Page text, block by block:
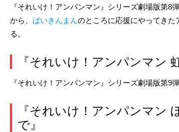
『それいけ！アンパンマン』シリーズ劇場版第
から、 ばいきんまんのところに応援にやってきた
る。
『それいけ！アンパンマン
『それいけ！アンパンマン』シリーズ劇場版第9弾
『それいけ！アンパンマン
で』